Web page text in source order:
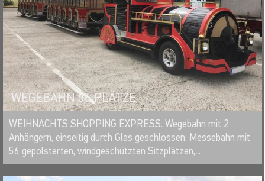
WEGEBAHN 56 PLÄTZE
MERKEN
WEIHNACHTS SHOPPING EXPRESS. Wegebahn mit 2
Anhängern, einseitig durch Glas geschlossen. Messebahn mit
56 gepolsterten, windgeschützten Sitzplätzen,...